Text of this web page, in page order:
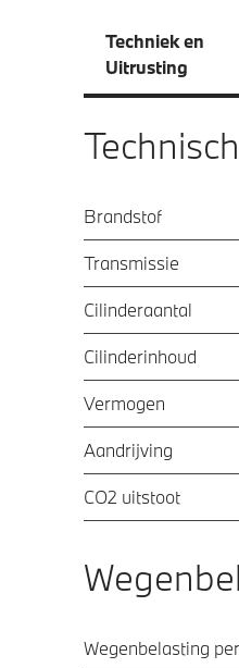
Techniek en
Uitrusting
Brandstof
Transmissie
Cilinderaantal
Cilinderinhoud
Vermogen
Aandrijving
CO2 uitstoot
Wegenbelasting